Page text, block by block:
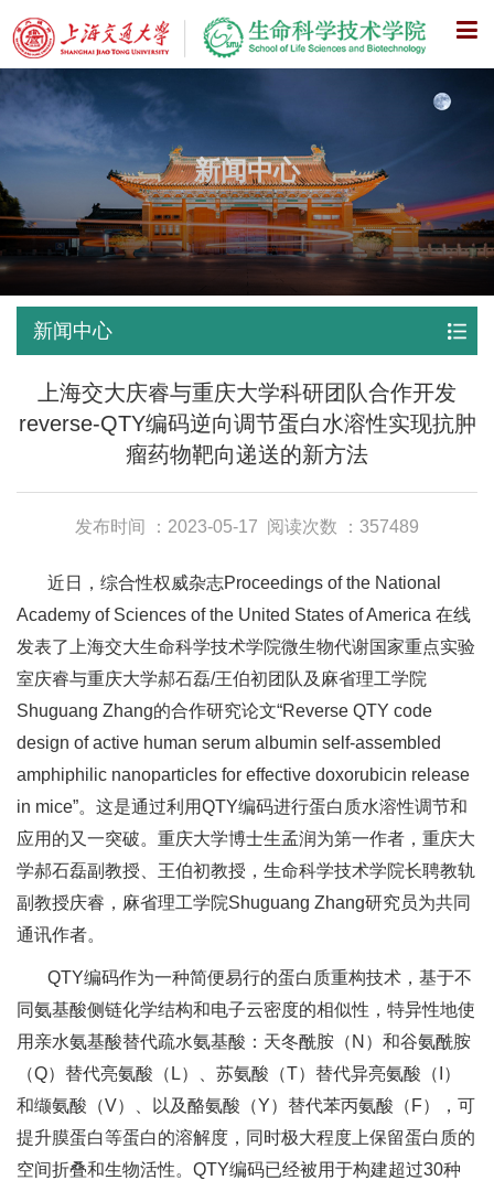
X
新闻中心
新闻中心
上海交大庆睿与重庆大学科研团队合作开发
reverse-QTY编码逆向调节蛋白水溶性实现抗肿
瘤药物靶向递送的新方法
发布时间 ：2023-05-17 阅读次数 ：357489
近日，综合性权威杂志Proceedings of the National
Academy of Sciences of the United States of America 在线
发表了上海交大生命科学技术学院微生物代谢国家重点实验
室庆睿与重庆大学郝石磊/王伯初团队及麻省理工学院
Shuguang Zhang的合作研究论文“Reverse QTY code
design of active human serum albumin self-assembled
amphiphilic nanoparticles for effective doxorubicin release
in mice”。这是通过利用QTY编码进行蛋白质水溶性调节和
应用的又一突破。重庆大学博士生孟润为第一作者，重庆大
学郝石磊副教授、王伯初教授，生命科学技术学院长聘教轨
副教授庆睿，麻省理工学院Shuguang Zhang研究员为共同
通讯作者。
QTY编码作为一种简便易行的蛋白质重构技术，基于不
同氨基酸侧链化学结构和电子云密度的相似性，特异性地使
用亲水氨基酸替代疏水氨基酸：天冬酰胺（N）和谷氨酰胺
（Q）替代亮氨酸（L）、苏氨酸（T）替代异亮氨酸（I）
和缬氨酸（V）、以及酪氨酸（Y）替代苯丙氨酸（F），可
提升膜蛋白等蛋白的溶解度，同时极大程度上保留蛋白质的
空间折叠和生物活性。QTY编码已经被用于构建超过30种